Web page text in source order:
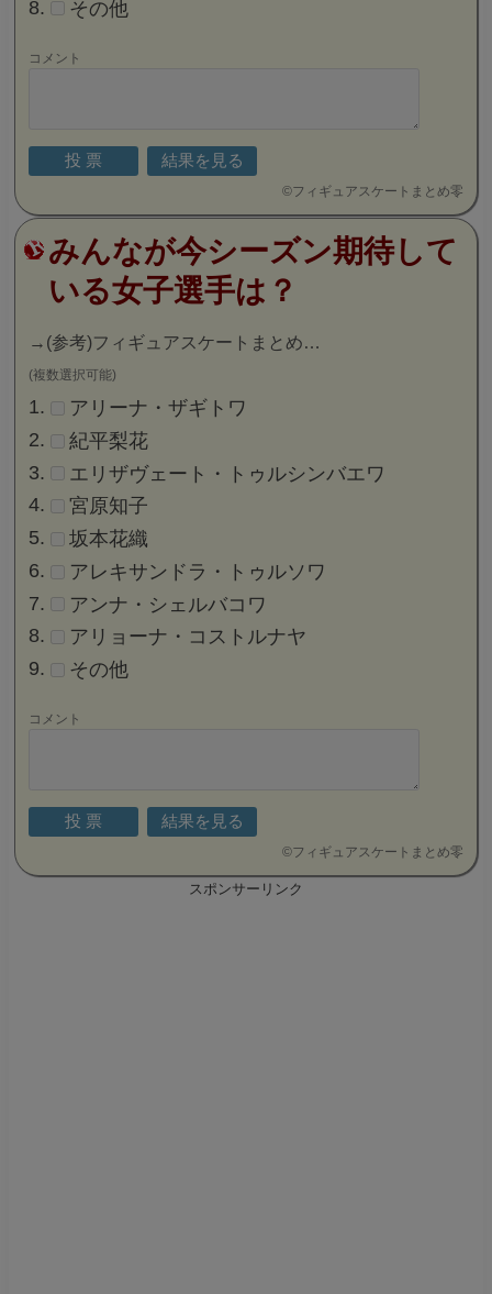
その他
コメント
©フィギュアスケートまとめ零
みんなが今シーズン期待して
いる女子選手は？
→ (参考)フィギュアスケートまとめ…
(複数選択可能)
アリーナ・ザギトワ
紀平梨花
エリザヴェート・トゥルシンバエワ
宮原知子
坂本花織
アレキサンドラ・トゥルソワ
アンナ・シェルバコワ
アリョーナ・コストルナヤ
その他
コメント
©フィギュアスケートまとめ零
スポンサーリンク